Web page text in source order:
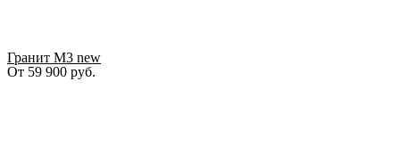
Гранит М3 new
От 59 900 руб.